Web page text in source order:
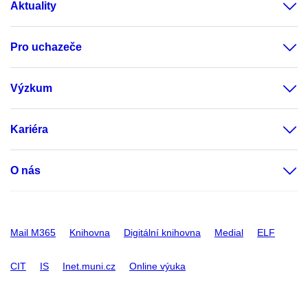
Aktuality
Pro uchazeče
Výzkum
Kariéra
O nás
Mail M365 Knihovna Digitální knihovna Medial ELF
CIT IS Inet.muni.cz Online výuka